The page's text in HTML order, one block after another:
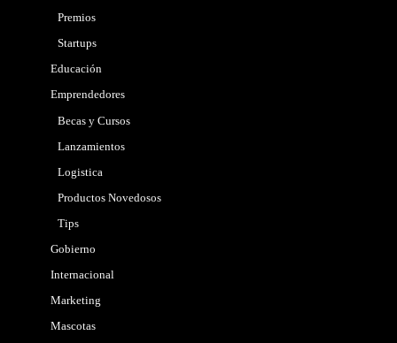
Premios
Startups
Educación
Emprendedores
Becas y Cursos
Lanzamientos
Logistica
Productos Novedosos
Tips
Gobierno
Internacional
Marketing
Mascotas